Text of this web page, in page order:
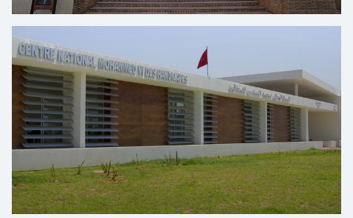
مراكز التكوين المهني والتأهيل في
حرف الصناعة التقليدية
فضاء للتكوين لتثمين حرف الصناعة التقليدية وإدماج
الشباب